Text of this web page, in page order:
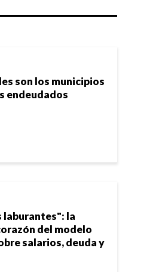
son los municipios
endeudados
la
del modelo
salarios, deuda y